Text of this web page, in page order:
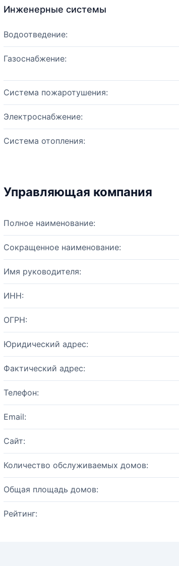
Инженерные системы
Водоотведение:
Газоснабжение:
Система пожаротушения:
Электроснабжение:
Система отопления:
Управляющая компания
Полное наименование:
Сокращенное наименование:
Имя руководителя:
ИНН:
ОГРН:
Юридический адрес:
Фактический адрес:
Телефон:
Email:
Сайт:
Количество обслуживаемых домов:
Общая площадь домов:
Рейтинг: